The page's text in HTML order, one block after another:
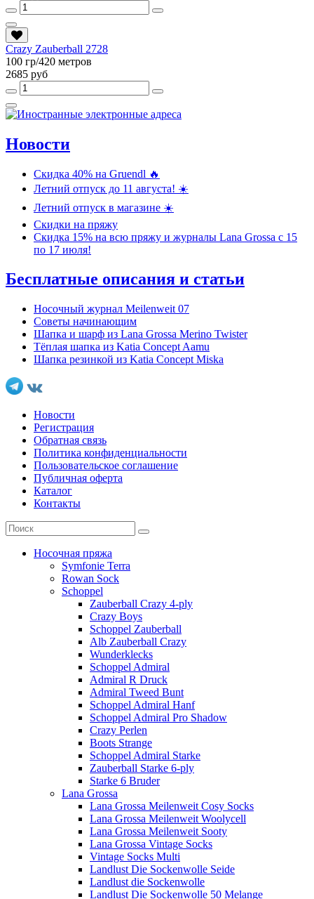
Crazy Zauberball 2728
100 гр/420 метров
2685 руб
Новости
Скидка 40% на Gruendl 🔥
Летний отпуск до 11 августа! ☀️
Летний отпуск в магазине ☀️
Скидки на пряжу
Скидка 15% на всю пряжу и журналы Lana Grossa c 15
по 17 июля!
Бесплатные описания и статьи
Носочный журнал Meilenweit 07
Советы начинающим
Шапка и шарф из Lana Grossa Merino Twister
Тёплая шапка из Katia Concept Aamu
Шапка резинкой из Katia Concept Miska
Новости
Регистрация
Обратная связь
Политика конфиденциальности
Пользовательское соглашение
Публичная оферта
Каталог
Контакты
Носочная пряжа
Symfonie Terra
Rowan Sock
Schoppel
Zauberball Crazy 4-ply
Crazy Boys
Schoppel Zauberball
Alb Zauberball Crazy
Wunderklecks
Schoppel Admiral
Admiral R Druck
Admiral Tweed Bunt
Schoppel Admiral Hanf
Schoppel Admiral Pro Shadow
Crazy Perlen
Boots Strange
Schoppel Admiral Starke
Zauberball Starke 6-ply
Starke 6 Bruder
Lana Grossa
Lana Grossa Meilenweit Cosy Socks
Lana Grossa Meilenweit Woolycell
Lana Grossa Meilenweit Sooty
Lana Grossa Vintage Socks
Vintage Socks Multi
Landlust Die Sockenwolle Seide
Landlust die Sockenwolle
Landlust Die Sockenwolle 50 Melange